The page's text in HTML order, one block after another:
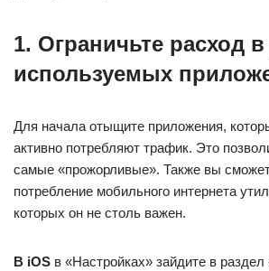
1. Ограничьте расход
используемых
Для начала отыщите приложения,
активно потребляют трафик. Это
самые «прожорливые». Также вы
потребление мобильного интернета
которых он не столь важен.
В iOS в «Настройках» зайдите в